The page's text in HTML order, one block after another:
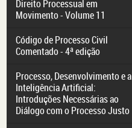
Direito Processual em
Movimento - Volume 11
Código de Processo Civil
Comentado - 4ª edição
Processo, Desenvolvimento e a
Inteligência Artificial:
Introduções Necessárias ao
Diálogo com o Processo Justo